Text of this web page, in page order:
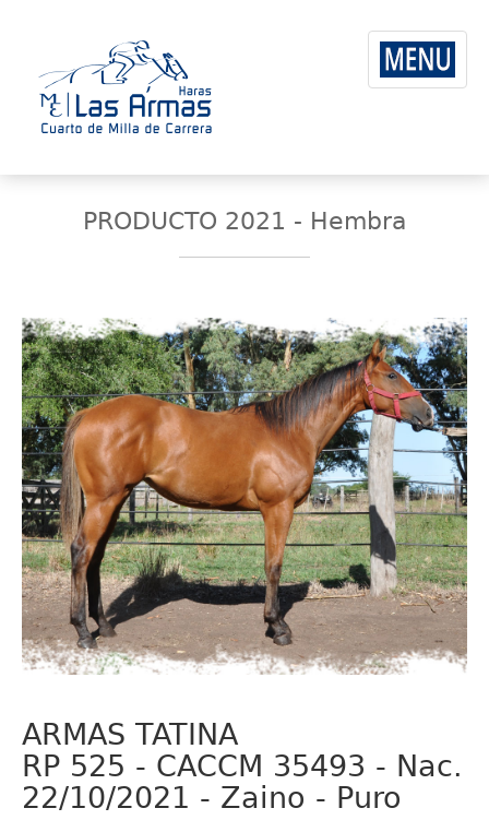
PRODUCTO 2021 - Hembra
ARMAS TATINA
RP 525 - CACCM 35493 - Nac.
22/10/2021 - Zaino - Puro